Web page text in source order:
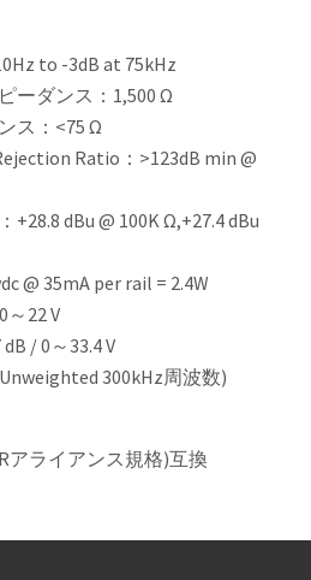
to -3dB at 75kHz
ーダンス：1,500 Ω
ス：<75 Ω
Ratio：>123dB min @
dBu @ 100K Ω,+27.4 dBu
@ 35mA per rail = 2.4W
22 V
/ 0～33.4 V
300kHz周波数)
アライアンス規格)互換